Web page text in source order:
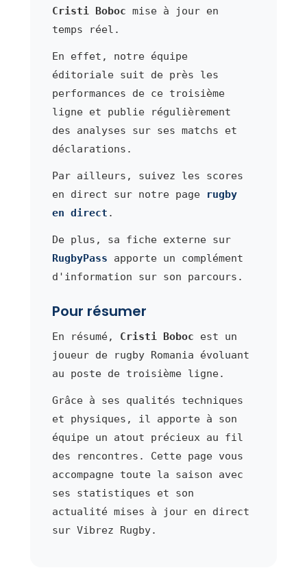
Cristi Boboc mise à jour en
temps réel.
En effet, notre équipe
éditoriale suit de près les
performances de ce troisième
ligne et publie régulièrement
des analyses sur ses matchs et
déclarations.
Par ailleurs, suivez les scores
en direct sur notre page
rugby
en direct .
De plus, sa fiche externe sur
RugbyPass apporte un complément
d'information sur son parcours.
Pour résumer
En résumé, Cristi Boboc est un
joueur de rugby Romania évoluant
au poste de troisième ligne.
Grâce à ses qualités techniques
et physiques, il apporte à son
équipe un atout précieux au fil
des rencontres. Cette page vous
accompagne toute la saison avec
ses statistiques et son
actualité mises à jour en direct
sur Vibrez Rugby.